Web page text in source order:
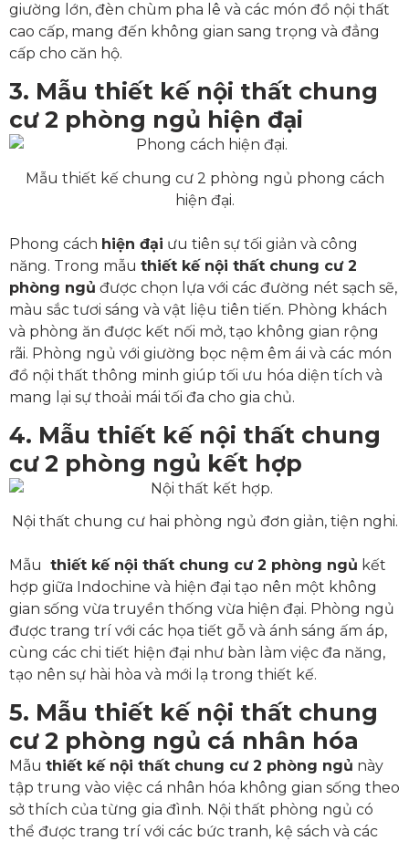
giường lớn, đèn chùm pha lê và các món đồ nội thất
cao cấp, mang đến không gian sang trọng và đẳng
cấp cho căn hộ.
3. Mẫu thiết kế nội thất chung
cư 2 phòng ngủ hiện đại
Mẫu thiết kế chung cư 2 phòng ngủ phong cách
hiện đại.
Phong cách hiện đại ưu tiên sự tối giản và công
năng. Trong mẫu thiết kế nội thất chung cư 2
phòng ngủ được chọn lựa với các đường nét sạch sẽ,
màu sắc tươi sáng và vật liệu tiên tiến. Phòng khách
và phòng ăn được kết nối mở, tạo không gian rộng
rãi. Phòng ngủ với giường bọc nệm êm ái và các món
đồ nội thất thông minh giúp tối ưu hóa diện tích và
mang lại sự thoải mái tối đa cho gia chủ.
4. Mẫu thiết kế nội thất chung
cư 2 phòng ngủ kết hợp
Nội thất chung cư hai phòng ngủ đơn giản, tiện nghi.
Mẫu thiết kế nội thất chung cư 2 phòng ngủ kết
hợp giữa Indochine và hiện đại tạo nên một không
gian sống vừa truyền thống vừa hiện đại. Phòng ngủ
được trang trí với các họa tiết gỗ và ánh sáng ấm áp,
cùng các chi tiết hiện đại như bàn làm việc đa năng,
tạo nên sự hài hòa và mới lạ trong thiết kế.
5. Mẫu thiết kế nội thất chung
cư 2 phòng ngủ cá nhân hóa
Mẫu thiết kế nội thất chung cư 2 phòng ngủ này
tập trung vào việc cá nhân hóa không gian sống theo
sở thích của từng gia đình. Nội thất phòng ngủ có
thể được trang trí với các bức tranh, kệ sách và các